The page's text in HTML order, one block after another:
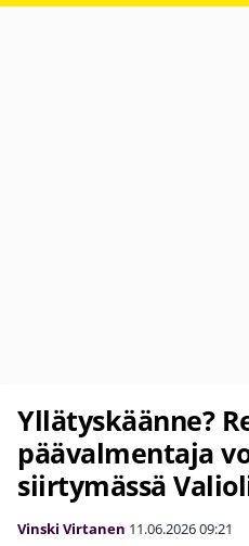
Yllätyskäänne?
päävalmentaja
siirtymässä
Vinski Virtanen 11.06.202609:21